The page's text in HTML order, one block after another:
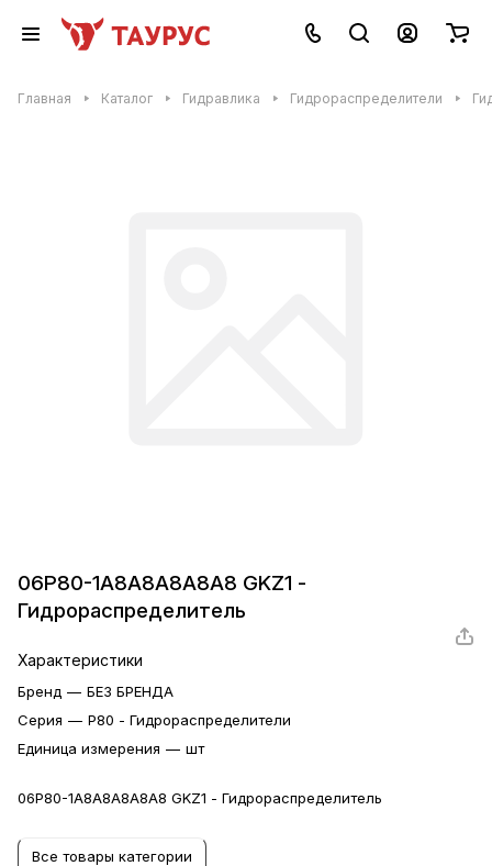
Главная Каталог Гидравлика Гидрораспределители
06P80-1A8A8A8A8A8 GKZ1 -
Гидрораспределитель
Характеристики
Бренд — БЕЗ БРЕНДА
Серия — P80 - Гидрораспределители
Единица измерения — шт
06P80-1A8A8A8A8A8 GKZ1 - Гидрораспределитель
Все товары категории